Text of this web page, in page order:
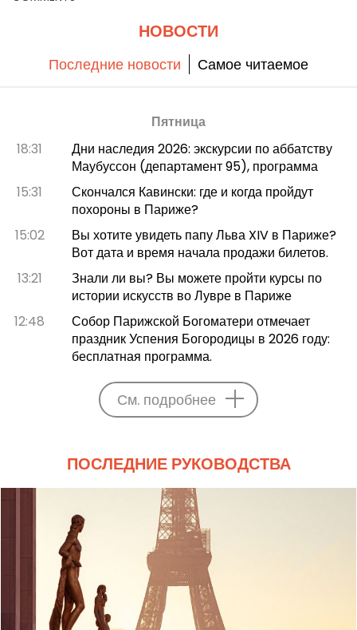
НОВОСТИ
Последние новости Самое читаемое
Пятница
18:31
Дни наследия 2026: экскурсии по аббатству
Маубуссон (департамент 95), программа
15:31
Скончался Кавински: где и когда пройдут
похороны в Париже?
15:02
Вы хотите увидеть папу Льва XIV в Париже?
Вот дата и время начала продажи билетов.
13:21
Знали ли вы? Вы можете пройти курсы по
истории искусств во Лувре в Париже
12:48
Собор Парижской Богоматери отмечает
праздник Успения Богородицы в 2026 году:
бесплатная программа.
См. подробнее
ПОСЛЕДНИЕ РУКОВОДСТВА